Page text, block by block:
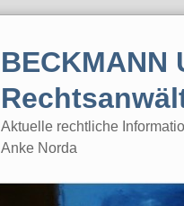
BECKMANN
Aktuelle rechtliche
Anke Norda